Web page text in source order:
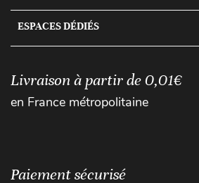
ESPACES DÉDIÉS
Livraison à partir de 0,01€
en France métropolitaine
Paiement sécurisé